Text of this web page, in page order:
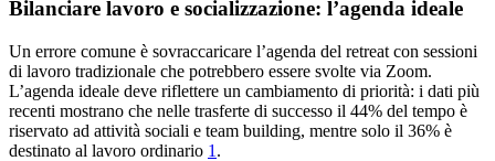
Bilanciare lavoro e socializzazione: l’agenda ideale
Un errore comune è sovraccaricare l’agenda del retreat con sessioni
di lavoro tradizionale che potrebbero essere svolte via Zoom.
L’agenda ideale deve riflettere un cambiamento di priorità: i dati più
recenti mostrano che nelle trasferte di successo il 44% del tempo è
riservato ad attività sociali e team building, mentre solo il 36% è
destinato al lavoro ordinario 1 .